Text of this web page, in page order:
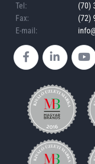
Tel:
(70)
Fax:
(72)
E-mail: